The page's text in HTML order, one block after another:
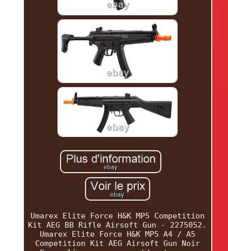
Umarex Elite Force H&K MP5 Competition
Kit AEG BB Rifle Airsoft Gun - 2275052.
Umarex Elite Force H&K MP5 A4 / A5
Competition Kit AEG Airsoft Gun Noir